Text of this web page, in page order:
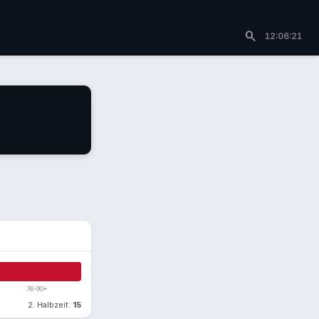
search 12:06:21
76-90+
2. Halbzeit: 15